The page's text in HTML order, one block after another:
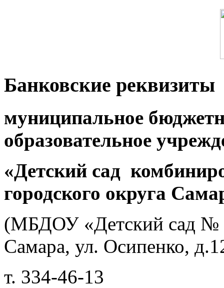
Банковские реквизиты
муниципальное
образовательное
«Детский сад
городского округа
(МБДОУ «Детский сад №
Самара, ул. Осипенко,
т. 334-46-13